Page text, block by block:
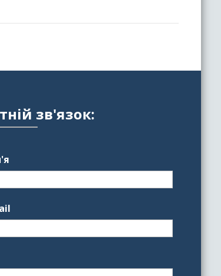
зв'язок: